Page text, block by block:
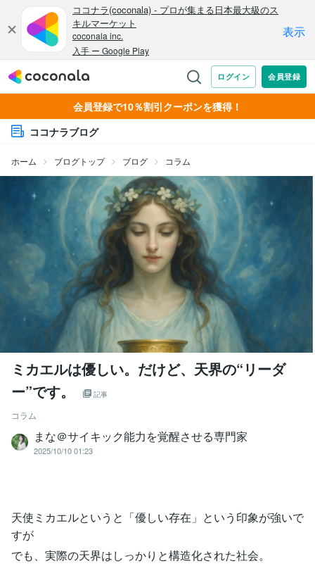
会員登録で10％割引クーポンを獲得！
ココナラブログ
ホーム ブログトップ ブログ コラム
ミカエルは優しい。だけど、天界の“リーダ
ー”です。
記事
コラム
まな＠サイキック能力を覚醒させる専門家
2025/10/10 01:23
天使ミカエルというと「優しい存在」という印象が強いで
すが
でも、実際の天界はしっかりと構造化された社会。